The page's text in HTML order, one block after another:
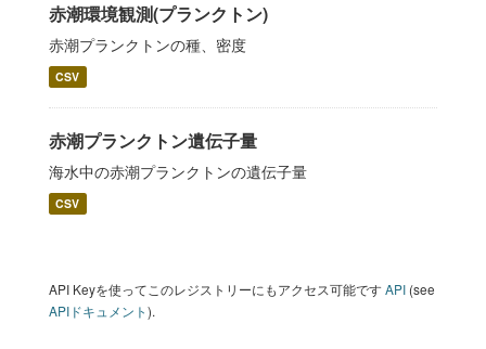
赤潮環境観測(プランクトン)
赤潮プランクトンの種、密度
CSV
赤潮プランクトン遺伝子量
海水中の赤潮プランクトンの遺伝子量
CSV
API Keyを使ってこのレジストリーにもアクセス可能ですAPI (see
APIドキュメント).